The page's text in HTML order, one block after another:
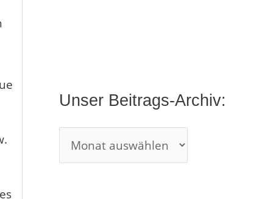
Unser Beitrags-Archiv: